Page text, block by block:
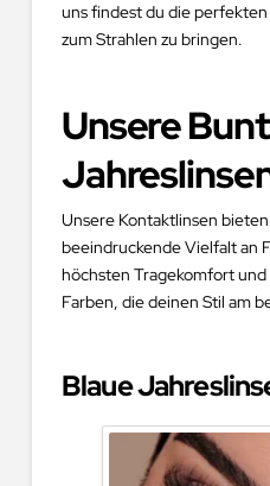
uns findest du die
zum Strahlen zu bringen.
Unsere
Unsere Kontaktlinsen
beeindruckende Vielfalt an
höchsten Tragekomfort
Farben, die deinen Stil am
Blaue